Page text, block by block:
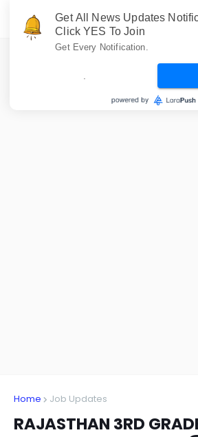
Home Job Updates
RAJASTHAN 3RD
Get All News Updates
Click YES To Join
Get Every Notification.